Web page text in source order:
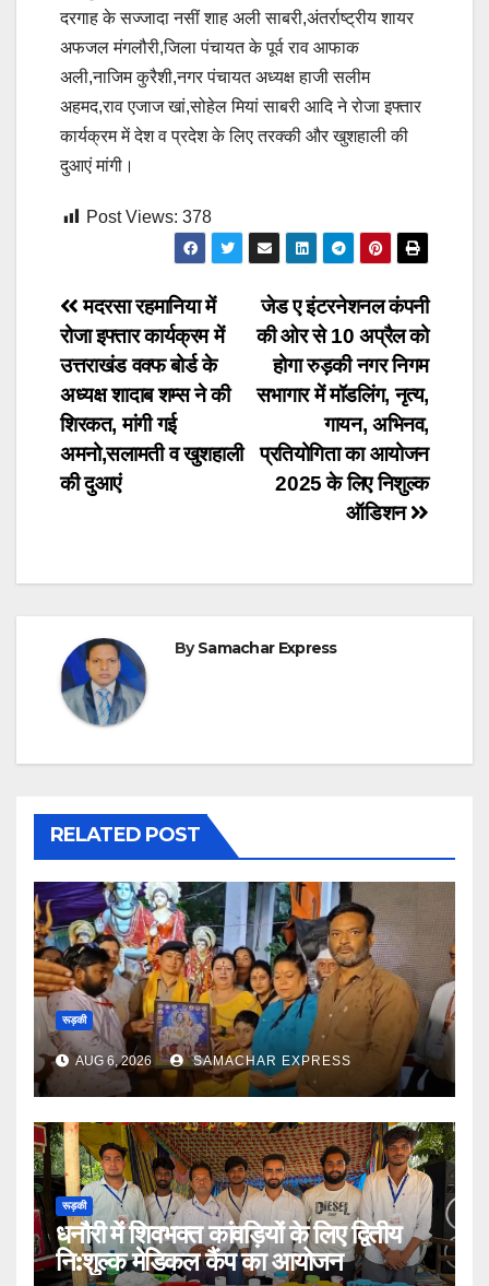
दरगाह के सज्जादा नसीं शाह अली साबरी,अंतर्राष्ट्रीय शायर
अफजल मंगलौरी,जिला पंचायत के पूर्व राव आफाक
अली,नाजिम कुरैशी,नगर पंचायत अध्यक्ष हाजी सलीम
अहमद,राव एजाज खां,सोहेल मियां साबरी आदि ने रोजा इफ्तार
कार्यक्रम में देश व प्रदेश के लिए तरक्की और खुशहाली की
दुआएं मांगी।
Post Views: 378
Post
navigation
जेड ए इंटरनेशनल कंपनी
की ओर से 10 अप्रैल को
होगा रुड़की नगर निगम
सभागार में मॉडलिंग, नृत्य,
गायन, अभिनव,
प्रतियोगिता का आयोजन
2025 के लिए निशुल्क
ऑडिशन
मदरसा रहमानिया में
रोजा इफ्तार कार्यक्रम में
उत्तराखंड वक्फ बोर्ड के
अध्यक्ष शादाब शम्स ने की
शिरकत, मांगी गई
अमनो,सलामती व खुशहाली
की दुआएं
BySamachar Express
RELATED POST
रूड़की
AUG 6, 2026 SAMACHAR EXPRESS
रूड़की
धनौरी में शिवभक्त कांवड़ियों के लिए द्वितीय
नि:शुल्क मेडिकल कैंप का आयोजन